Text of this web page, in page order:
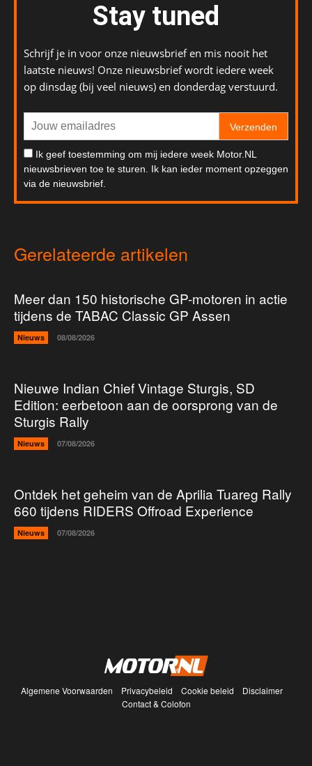
Stay tuned
Schrijf je in voor onze nieuwsbrief en mis nooit het
laatste nieuws! Onze nieuwsbrief wordt iedere week
op dinsdag (bij veel nieuws) en donderdag verstuurd.
Verzenden
Ik geef toestemming om mij iedere week Motor.NL
nieuwsbrieven toe te sturen. Ik kan ieder moment opzeggen
via de nieuwsbrief.
Gerelateerde artikelen
Meer dan 150 historische GP-motoren in actie
tijdens de TABAC Classic GP Assen
Nieuws 08/08/2026
Nieuwe Indian Chief Vintage Sturgis, SD
Edition: eerbetoon aan de oorsprong van de
Sturgis Rally
Nieuws 07/08/2026
Ontdek het geheim van de Aprilia Tuareg Rally
660 tijdens RIDERS Offroad Experience
Nieuws 07/08/2026
Algemene Voorwaarden Privacybeleid Cookie beleid
Disclaimer
Contact & Colofon